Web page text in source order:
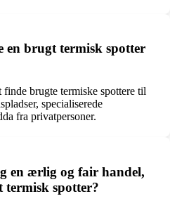
brugt termisk spotter
brugte termiske spottere til
specialiserede
fra privatpersoner.
en ærlig og fair handel,
termisk spotter?